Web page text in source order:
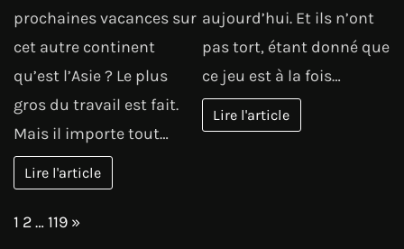
prochaines vacances sur
cet autre continent
qu’est l’Asie ? Le plus
gros du travail est fait.
Mais il importe tout…
Lire l'article
aujourd’hui. Et ils n’ont
pas tort, étant donné que
ce jeu est à la fois…
Lire l'article
Page:
1 2…119 Next
»